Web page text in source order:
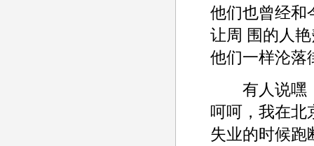
他们也曾经和
让周 围的人
他们一样沦落
有人说嘿！
呵呵，我在北
失业的时候跑